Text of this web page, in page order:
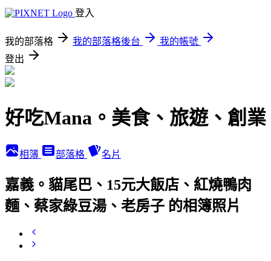
登入
我的部落格 我的部落格後台
我的帳號
登出
好吃Mana。美食、旅遊、創業
相簿 部落格 名片
嘉義。貓尾巴、15元大飯店、紅燒鴨肉
麵、蔡家綠豆湯、老房子 的相簿照片